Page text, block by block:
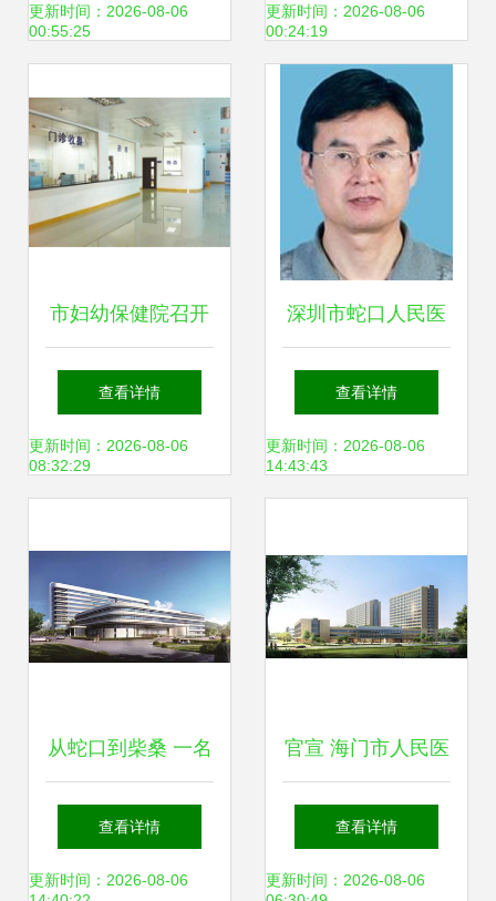
析
更新时间：2026-08-06
00:55:25
何蛇口老小区的“双
房”备受欢迎？
更新时间：2026-08-06
00:24:19
市妇幼保健院召开
动员大会 全面启动
JCI认证工作
查看详情
更新时间：2026-08-06
08:32:29
深圳市蛇口人民医
院 守护居民健康的
区域医疗枢纽
查看详情
更新时间：2026-08-06
14:43:43
从蛇口到柴桑 一名
护士的成长手记
查看详情
更新时间：2026-08-06
官宣 海门市人民医
院将于9月15日整
体搬迁至蛇口人民
查看详情
更新时间：2026-08-06